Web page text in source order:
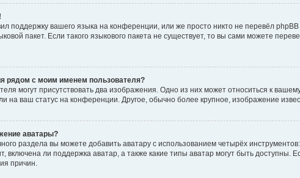
поддержку вашего языка на конференции, или же просто никто не перевёл
пакет. Если такого языкового пакета не существует, то вы сами можете
рядом с моим именем пользователя?
могут присутствовать два изображения. Одно из них может относиться к
на ваш статус на конференции. Другое, обычно более крупное, изображение
аватары?
раздела вы можете добавить аватару с использованием четырёх
включена ли поддержка аватар, а также какие типы аватар могут быть
причин.